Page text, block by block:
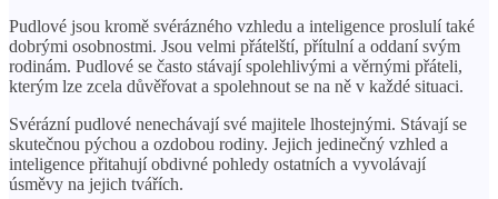
Pudlové jsou kromě svérázného vzhledu a inteligence proslulí také
dobrými osobnostmi. Jsou velmi přátelští, přítulní a oddaní svým
rodinám. Pudlové se často stávají spolehlivými a věrnými přáteli,
kterým lze zcela důvěřovat a spolehnout se na ně v každé situaci.
Svérázní pudlové nenechávají své majitele lhostejnými. Stávají se
skutečnou pýchou a ozdobou rodiny. Jejich jedinečný vzhled a
inteligence přitahují obdivné pohledy ostatních a vyvolávají
úsměvy na jejich tvářích.